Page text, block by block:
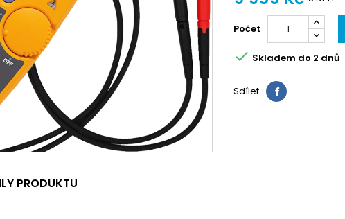
Počet
 Skladem do 2 dnů
Sdílet Sdílet
PRODUKTU